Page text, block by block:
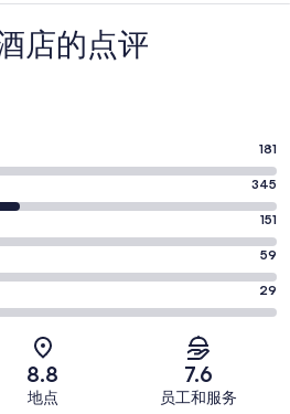
店的点评
181
345
151
59
29
8.8
地点
7.6
员工和服务